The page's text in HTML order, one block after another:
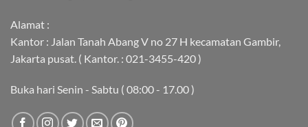
Alamat :
Kantor : Jalan Tanah Abang V no 27 H kecamatan Gambir,
Jakarta pusat. ( Kantor. : 021-3455-420 )
Buka hari Senin - Sabtu ( 08:00 - 17.00 )